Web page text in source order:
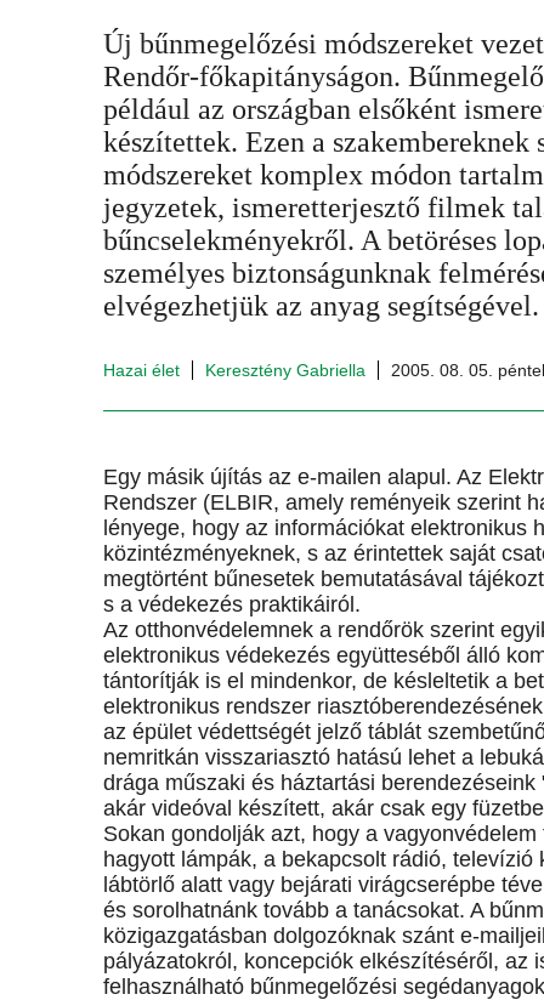
Új bűnmegelőzési módszereket
Rendőr-főkapitányságon.
például az országban elsőként
készítettek. Ezen a szakembereknek
módszereket komplex módon
jegyzetek, ismeretterjesztő filmek
bűncselekményekről. A betöréses
személyes biztonságunknak
elvégezhetjük az anyag segítségével.
Hazai élet Keresztény Gabriella 2005. 08. 05.
Egy másik újítás az e-mailen alapul. Az
Rendszer (ELBIR, amely reményeik szerint
lényege, hogy az információkat
közintézményeknek, s az érintettek saját
megtörtént bűnesetek bemutatásával
s a védekezés praktikáiról.
Az otthonvédelemnek a rendőrök szerint
elektronikus védekezés együtteséből álló
tántorítják is el mindenkor, de késleltetik a
elektronikus rendszer
az épület védettségét jelző táblát
nemritkán visszariasztó hatású lehet a
drága műszaki és háztartási
akár videóval készített, akár csak egy
Sokan gondolják azt, hogy a
hagyott lámpák, a bekapcsolt rádió,
lábtörlő alatt vagy bejárati virágcserépbe
és sorolhatnánk tovább a tanácsokat. A
közigazgatásban dolgozóknak szánt e-
pályázatokról, koncepciók elkészítéséről, az
felhasználható bűnmegelőzési